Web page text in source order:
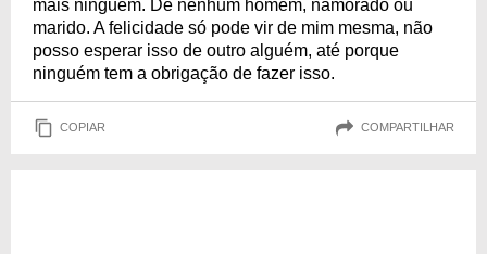
mais ninguém. De nenhum homem, namorado ou
marido. A felicidade só pode vir de mim mesma, não
posso esperar isso de outro alguém, até porque
ninguém tem a obrigação de fazer isso.
COPIAR COMPARTILHAR